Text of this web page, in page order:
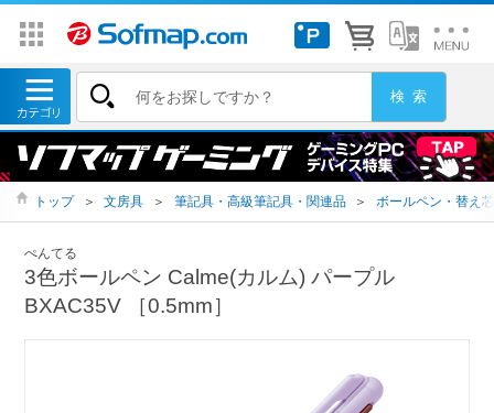
トップ ＞ 文房具 ＞ 筆記具・高級筆記具・関連品 ＞ ボールペン・替え芯
ぺんてる
3色ボールペン Calme(カルム) パープル
BXAC35V ［0.5mm］